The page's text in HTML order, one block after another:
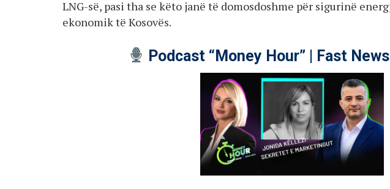
LNG-së, pasi tha se këto janë të domosdoshme për sigurinë
ekonomik të Kosovës.
Podcast “Money Hour” | Fast